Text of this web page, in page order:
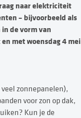
naar elektriciteit
– bijvoorbeeld als
de vorm van
met woensdag 4 mei
zonnepanelen),
voor zon op dak,
Kun je de